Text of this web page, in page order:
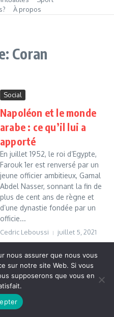
À propos
Coran
Social
Napoléon et le monde
arabe : ce qu’il lui a
apporté
En juillet 1952, le roi d’Egypte,
Farouk 1er est renversé par un
jeune officier ambitieux, Gamal
Abdel Nasser, sonnant la fin de
plus de cent ans de règne et
d’une dynastie fondée par un
officie...
Cedric Leboussi juillet 5, 2021
Read More
| Réalisé par
Magazine
X
nous assurer que nous vous
sur notre site Web. Si vous
supposerons que vous en